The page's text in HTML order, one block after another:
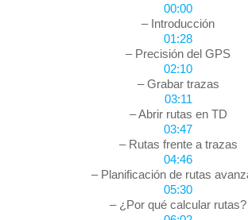
00:00
– Introducción
01:28
– Precisión del GPS
02:10
– Grabar trazas
03:11
– Abrir rutas en TD
03:47
– Rutas frente a trazas
04:46
– Planificación de rutas
05:30
– ¿Por qué calcular rutas?